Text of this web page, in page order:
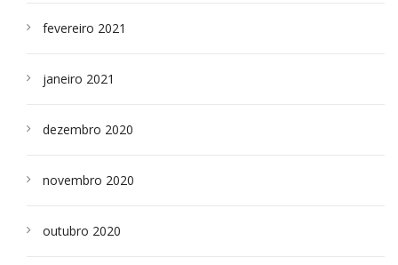
fevereiro 2021
janeiro 2021
dezembro 2020
novembro 2020
outubro 2020